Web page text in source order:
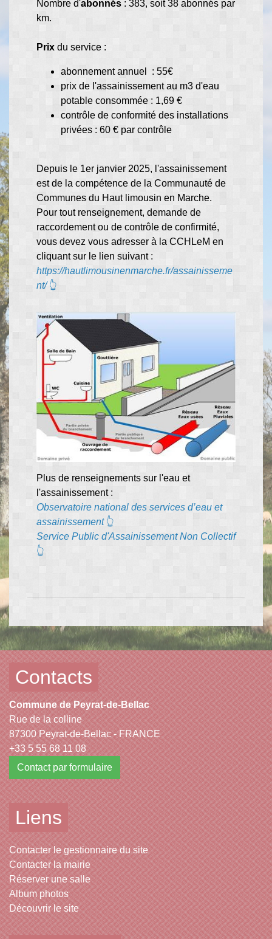
Nombre d'abonnés : 383, soit 38 abonnés par
km.
Prix du service :
abonnement annuel : 55€
prix de l'assainissement au m3 d'eau
potable consommée : 1,69 €
contrôle de conformité des installations
privées : 60 € par contrôle
Depuis le 1er janvier 2025, l'assainissement
est de la compétence de la Communauté de
Communes du Haut limousin en Marche.
Pour tout renseignement, demande de
raccordement ou de contrôle de confirmité,
vous devez vous adresser à la CCHLeM en
cliquant sur le lien suivant :
https://hautlimousinenmarche.fr/assainisseme
nt/👆
Plus de renseignements sur l'eau et
l'assainissement :
Observatoire national des services d’eau et
assainissement 👆
Service Public d'Assainissement Non Collectif
👆
Contacts
Commune de Peyrat-de-Bellac
Rue de la colline
87300 Peyrat-de-Bellac - FRANCE
+33 5 55 68 11 08
Contact par formulaire
Liens
Contacter le gestionnaire du site
Contacter la mairie
Réserver une salle
Album photos
Découvrir le site